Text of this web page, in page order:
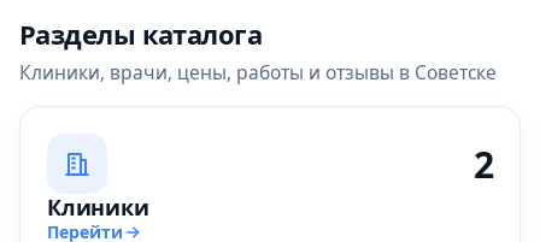
Разделы каталога
Клиники, врачи, цены, работы и отзывы в Советске
2
Клиники
Перейти